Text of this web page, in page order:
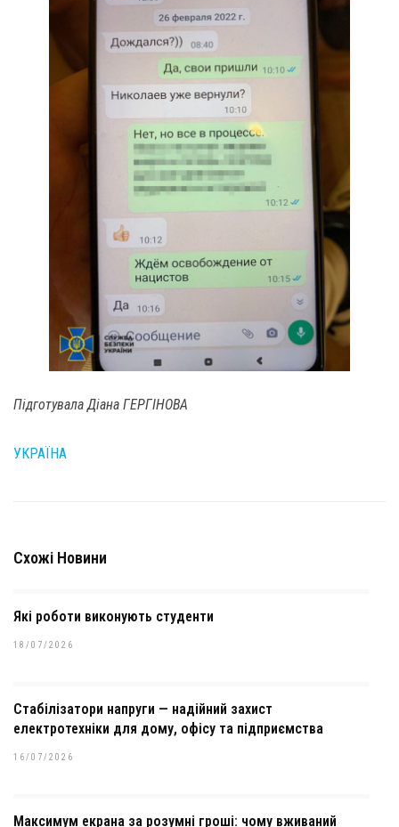
Підготувала Діана ГЕРГІНОВА
УКРАЇНА
Схожі Новини
Які роботи виконують студенти
18/07/2026
Стабілізатори напруги — надійний захист
електротехніки для дому, офісу та підприємства
16/07/2026
Максимум екрана за розумні гроші: чому вживаний